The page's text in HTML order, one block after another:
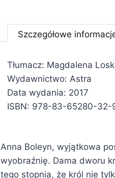
Szczegółowe
Tłumacz: Magdalena
Wydawnictwo: Astra
Data wydania: 2017
ISBN: 978-83-65280-32-
Anna Boleyn, wyjątkowa
wyobraźnię. Dama dworu
tego stopnia, że król nie